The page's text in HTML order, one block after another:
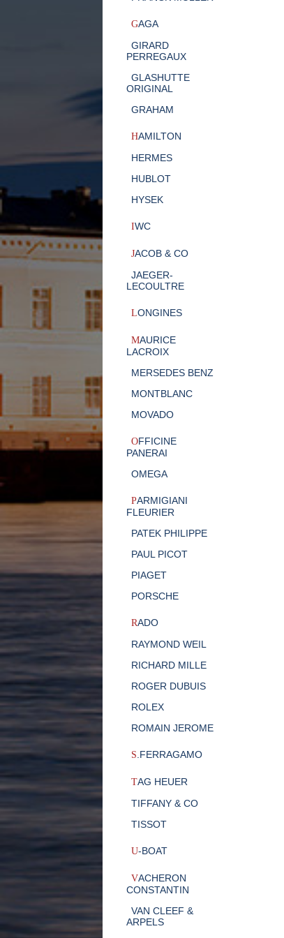
GAGA
GIRARD
PERREGAUX
GLASHUTTE
ORIGINAL
GRAHAM
HAMILTON
HERMES
HUBLOT
HYSEK
IWC
JACOB & CO
JAEGER-
LECOULTRE
LONGINES
MAURICE
LACROIX
MERSEDES BENZ
MONTBLANC
MOVADO
OFFICINE
PANERAI
OMEGA
PARMIGIANI
FLEURIER
PATEK PHILIPPE
PAUL PICOT
PIAGET
PORSCHE
RADO
RAYMOND WEIL
RICHARD MILLE
ROGER DUBUIS
ROLEX
ROMAIN JEROME
S .FERRAGAMO
TAG HEUER
TIFFANY & CO
TISSOT
U-BOAT
VACHERON
CONSTANTIN
VAN CLEEF &
ARPELS